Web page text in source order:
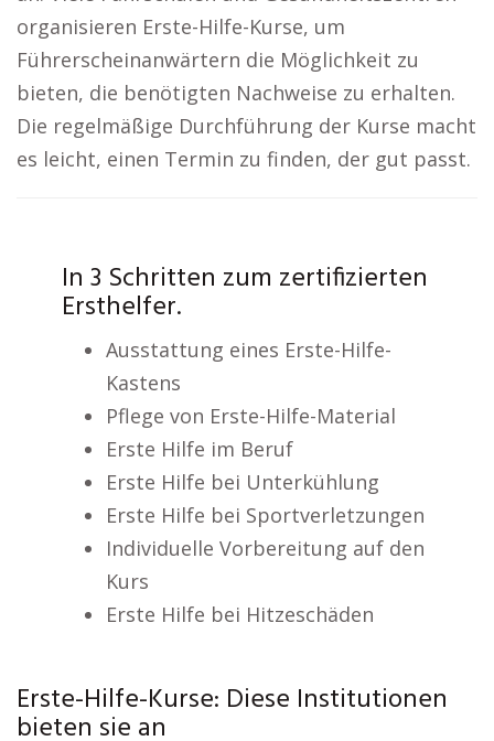
organisieren Erste-Hilfe-Kurse, um
Führerscheinanwärtern die Möglichkeit zu
bieten, die benötigten Nachweise zu erhalten.
Die regelmäßige Durchführung der Kurse macht
es leicht, einen Termin zu finden, der gut passt.
In 3 Schritten zum zertifizierten
Ersthelfer.
Ausstattung eines Erste-Hilfe-
Kastens
Pflege von Erste-Hilfe-Material
Erste Hilfe im Beruf
Erste Hilfe bei Unterkühlung
Erste Hilfe bei Sportverletzungen
Individuelle Vorbereitung auf den
Kurs
Erste Hilfe bei Hitzeschäden
Erste-Hilfe-Kurse: Diese Institutionen
bieten sie an